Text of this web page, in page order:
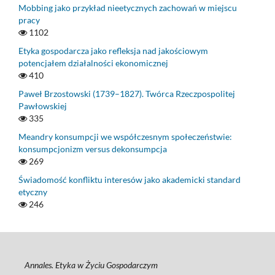
Mobbing jako przykład nieetycznych zachowań w miejscu
pracy
1102
Etyka gospodarcza jako refleksja nad jakościowym
potencjałem działalności ekonomicznej
410
Paweł Brzostowski (1739–1827). Twórca Rzeczpospolitej
Pawłowskiej
335
Meandry konsumpcji we współczesnym społeczeństwie:
konsumpcjonizm versus dekonsumpcja
269
Świadomość konfliktu interesów jako akademicki standard
etyczny
246
Annales. Etyka w Życiu Gospodarczym